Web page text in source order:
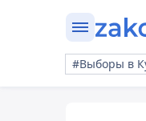
#Выборы в